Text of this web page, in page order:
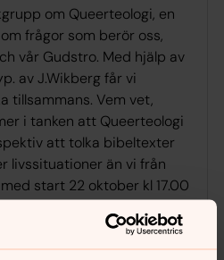
om Queerteologi, en
frågor som berör oss,
vår Gudstro. Med hjälp av
av J.Wikberg får vi
tillsammans. Vem vet,
i tanken att Queerteologi
att tolka bibeltexter
livssituationer än vi från
start 22 oktober kl 17.00
anmälningsdag 15 oktober.
och Anmälan till
Louise Marek.